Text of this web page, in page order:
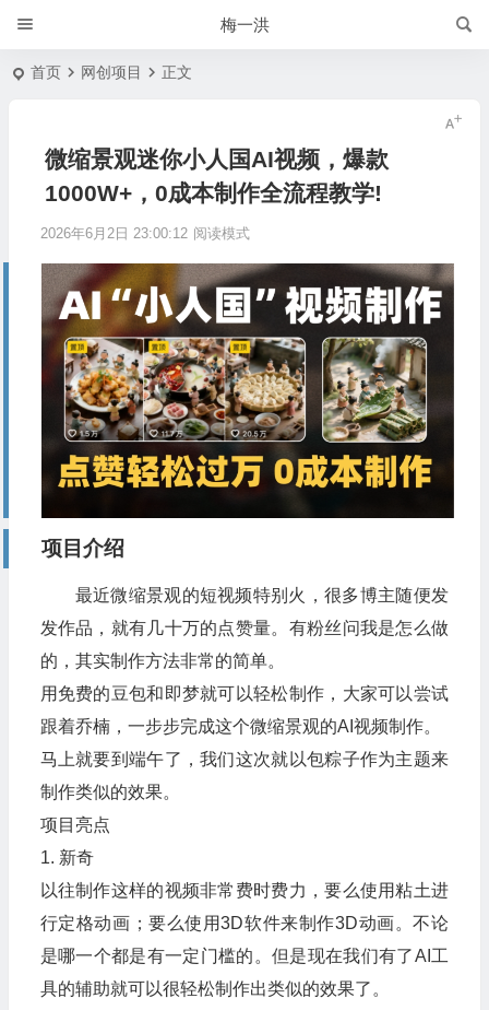
梅一洪
首页 网创项目 正文
微缩景观迷你小人国AI视频，爆款
1000W+，0成本制作全流程教学!
2026年6月2日 23:00:12 阅读模式
项目介绍
最近微缩景观的短视频特别火，很多博主随便发
发作品，就有几十万的点赞量。有粉丝问我是怎么做
的，其实制作方法非常的简单。
用免费的豆包和即梦就可以轻松制作，大家可以尝试
跟着乔楠，一步步完成这个微缩景观的AI视频制作。
马上就要到端午了，我们这次就以包粽子作为主题来
制作类似的效果。
项目亮点
1. 新奇
以往制作这样的视频非常费时费力，要么使用粘土进
行定格动画；要么使用3D软件来制作3D动画。不论
是哪一个都是有一定门槛的。但是现在我们有了AI工
具的辅助就可以很轻松制作出类似的效果了。